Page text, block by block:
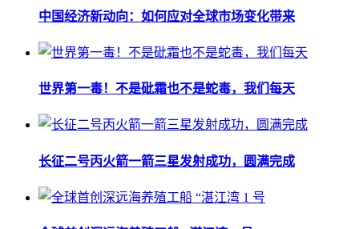
中国经济新动向：如何应对全球市场变化带来
世界第一毒！不是砒霜也不是蛇毒，我们每天
长征二号丙火箭一箭三星发射成功，圆满完成